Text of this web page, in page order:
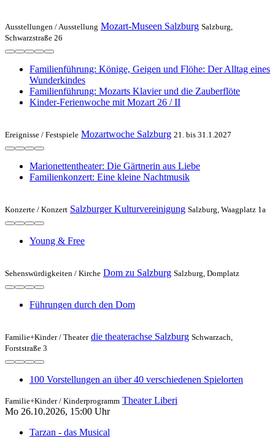
Ausstellungen /Ausstellung Mozart-Museen Salzburg Salzburg,
Schwarzstraße 26
Familienführung: Könige, Geigen und Flöhe: Der Alltag eines
Wunderkindes
Familienführung: Mozarts Klavier und die Zauberflöte
Kinder-Ferienwoche mit Mozart 26 / II
Ereignisse / Festspiele Mozartwoche Salzburg 21. bis 31.1.2027
Marionettentheater: Die Gärtnerin aus Liebe
Familienkonzert: Eine kleine Nachtmusik
Konzerte / Konzert Salzburger Kulturvereinigung Salzburg, Waagplatz 1a
Young & Free
Sehenswürdigkeiten / Kirche Dom zu Salzburg Salzburg, Domplatz
Führungen durch den Dom
Familie+Kinder / Theater die theaterachse Salzburg Schwarzach,
Forststraße 3
100 Vorstellungen an über 40 verschiedenen Spielorten
Familie+Kinder / Kinderprogramm Theater Liberi
Mo 26.10.2026, 15:00 Uhr
Tarzan - das Musical